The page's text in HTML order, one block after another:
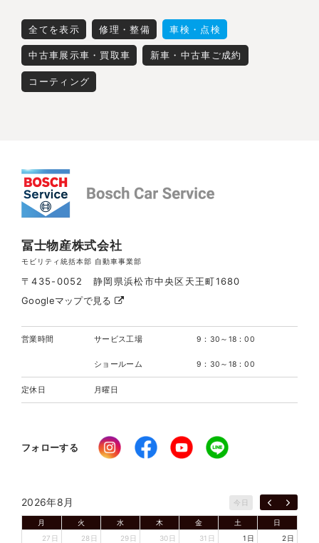
全てを表示 修理・整備 車検・点検
中古車展示車・買取車 新車・中古車ご成約
コーティング
冨士物産株式会社
モビリティ統括本部 自動車事業部
〒435-0052 静岡県浜松市中央区天王町1680
Googleマップで見る
営業時間 サービス工場 9：30～18：00
ショールーム 9：30～18：00
定休日 月曜日
フォローする
2026年8月 今日
月 火 水 木 金 土
日
27日
28日 29日 30日 31日 1日 2日